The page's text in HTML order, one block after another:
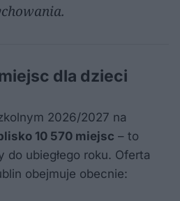
dla dzieci
2026/2027 na
10 570 miejsc – to
ubiegłego roku. Oferta
obejmuje obecnie: